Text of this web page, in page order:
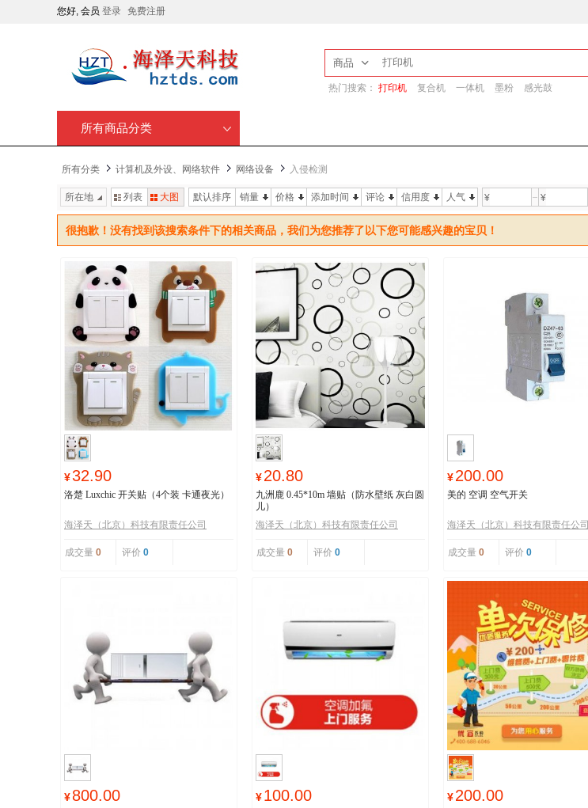
您好, 会员 登录 免费注册
商品
热门搜索： 打印机 复合机 一体机 墨粉 感光鼓
所有商品分类
所有分类 计算机及外设、网络软件 网络设备 入侵检测
所在地 列表 大图 默认排序 销量 价格 添加时间 评论 信用度 人气 ¥ ¥
很抱歉！没有找到该搜索条件下的相关商品，我们为您推荐了以下您可能感兴趣的宝贝！
¥32.90
洛楚 Luxchic 开关贴（4个装 卡通夜光）
海泽天（北京）科技有限责任公司
成交量 0 评价 0
¥20.80
九洲鹿 0.45*10m 墙贴（防水壁纸 灰白圆
儿）
海泽天（北京）科技有限责任公司
成交量 0 评价 0
¥200.00
美的 空调 空气开关
海泽天（北京）科技有限责任公司
成交量 0 评价 0
¥800.00 ¥100.00 ¥200.00